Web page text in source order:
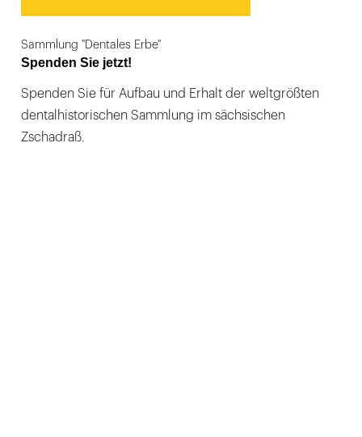
Sammlung "Dentales Erbe"
Spenden Sie jetzt!
Spenden Sie für Aufbau und Erhalt der weltgrößten
dentalhistorischen Sammlung im sächsischen
Zschadraß.